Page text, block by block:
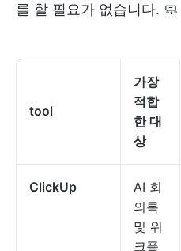
를 할 필요가 없습니다. 🧼
tool
가장
적합
한 대
상
ClickUp
AI 회
의록
및 워
크플